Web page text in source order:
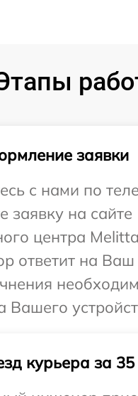
заявки
с нами по
заявку на сайте
центра
ответит на Ваш
Вашего
курьера за 35